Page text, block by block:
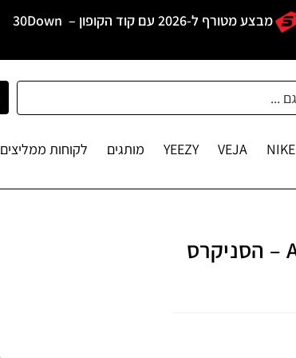
מבצע מטורף ל-2026 עם קוד הקופון – 30Down
NIKE
VEJA
YEEZY מותגים לקוחות ממליצים
Air Jordan 1 Mid Kids Pink Quartez – הסניקרס